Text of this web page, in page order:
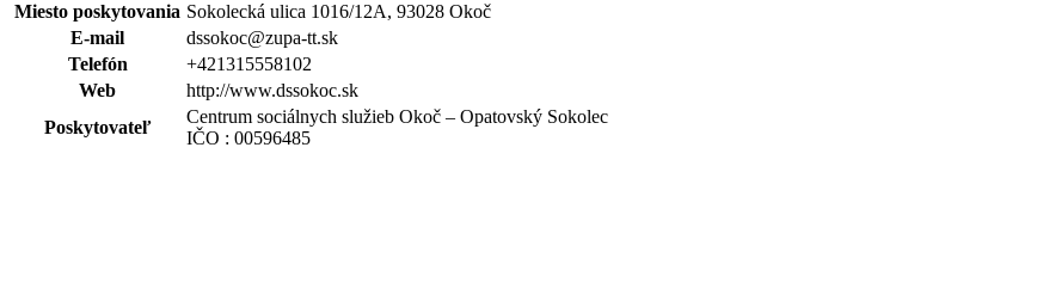
Miesto poskytovania Sokolecká ulica 1016/12A, 93028 Okoč
E-mail
dssokoc@zupa-tt.sk
Telefón
+421315558102
Web
http://www.dssokoc.sk
Poskytovateľ
Centrum sociálnych služieb Okoč – Opatovský Sokolec
IČO : 00596485